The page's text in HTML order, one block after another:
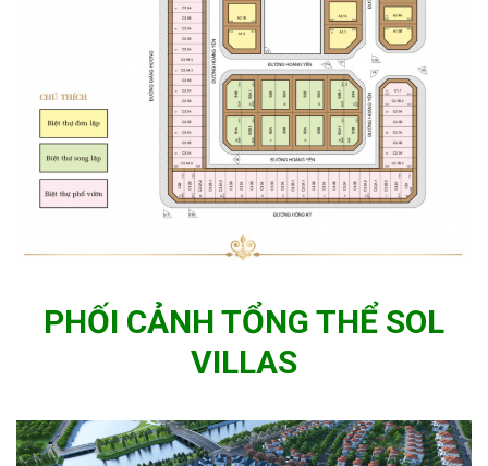
PHỐI CẢNH TỔNG THỂ SOL
VILLAS